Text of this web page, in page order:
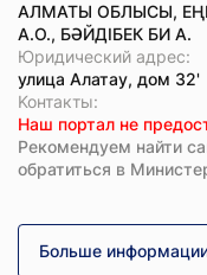
АЛМАТЫ ОБЛЫСЫ,
А.О., БӘЙДІБЕК БИ А.
Юридический адрес:
улица Алатау, дом 32'
Koнтaкты:
Наш портал не
Рекомендуем найти
обратиться в
Больше